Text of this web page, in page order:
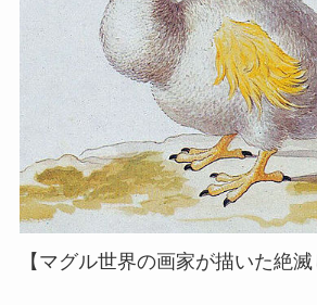
【マグル世界の画家が描いた絶滅